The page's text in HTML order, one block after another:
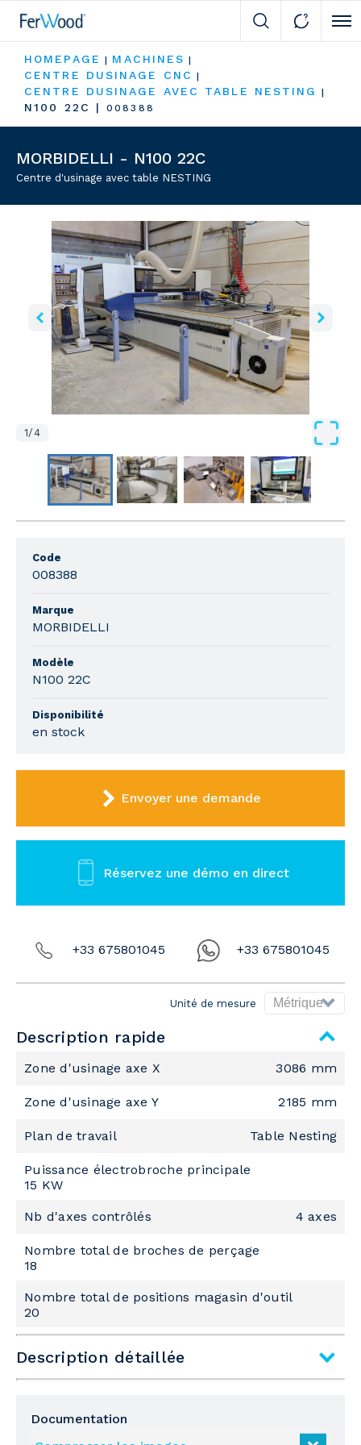
HOMEPAGE | MACHINES |
CENTRE DUSINAGE CNC |
CENTRE DUSINAGE AVEC TABLE NESTING |
N100 22C |008388
MORBIDELLI - N100 22C
Centre d'usinage avec table NESTING
1/4
Code
008388
Marque
MORBIDELLI
Modèle
N100 22C
Disponibilité
en stock
Envoyer une demande
Réservez une démo en direct
+33 675801045 +33 675801045
Unité de mesure
Description rapide
Zone d'usinage axe X 3086 mm
Zone d'usinage axe Y 2185 mm
Plan de travail Table Nesting
Puissance électrobroche principale
15 KW
Nb d'axes contrôlés 4 axes
Nombre total de broches de perçage
18
Nombre total de positions magasin d'outil
20
Description détaillée
Documentation